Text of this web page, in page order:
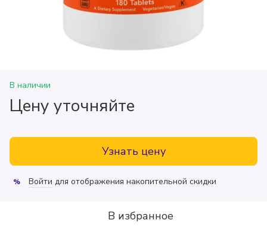
В наличии
Цену уточняйте
Узнать цену
% Войти для отображения накопительной скидки
В избранное